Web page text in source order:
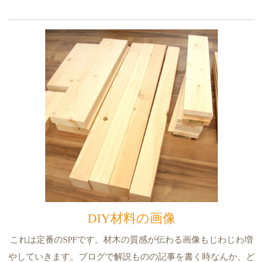
DIY材料の画像
これは定番のSPFです。材木の質感が伝わる画像もじわじわ増
やしていきます。ブログで解説ものの記事を書く時なんか、ど